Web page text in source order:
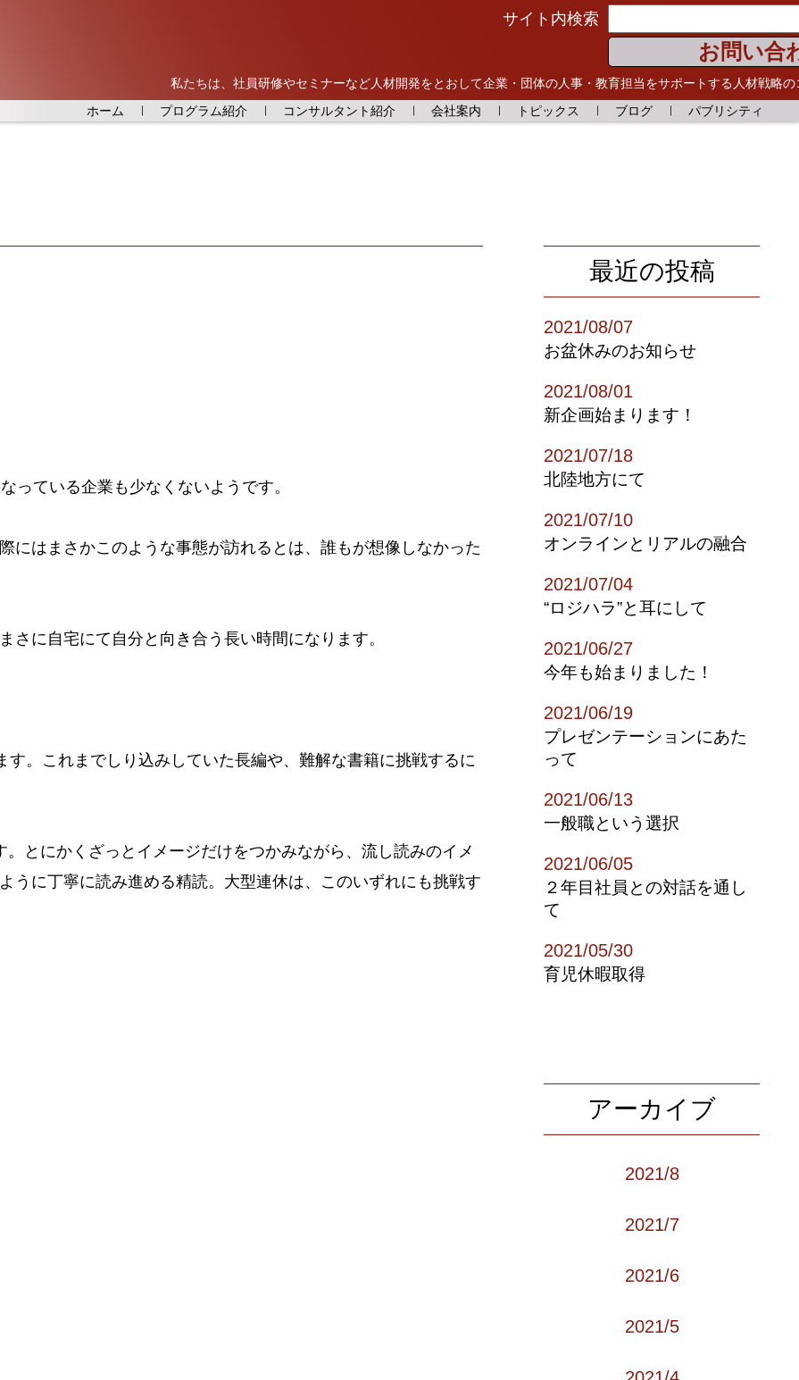
サイト内検索
お問い合
私たちは、社員研修やセミナーなど人材開発をとおして企業・団体の人事・教育担当をサポートする人材戦略
ホーム
プログラム紹介 コンサルタント紹介 会社案内 トピックス ブログ パブリシティ
っている企業も少なくないようです。
にはまさかこのような事態が訪れるとは、誰もが想像しなかった
さに自宅にて自分と向き合う長い時間になります。
す。これまでしり込みしていた長編や、難解な書籍に挑戦するに
とにかくざっとイメージだけをつかみながら、流し読みのイメ
うに丁寧に読み進める精読。大型連休は、このいずれにも挑戦す
最近の投稿
2021/08/07
お盆休みのお知らせ
2021/08/01
新企画始まります！
2021/07/18
北陸地方にて
2021/07/10
オンラインとリアルの融合
2021/07/04
“ロジハラ”と耳にして
2021/06/27
今年も始まりました！
2021/06/19
プレゼンテーションにあた
って
2021/06/13
一般職という選択
2021/06/05
２年目社員との対話を通し
て
2021/05/30
育児休暇取得
アーカイブ
2021/8
2021/7
2021/6
2021/5